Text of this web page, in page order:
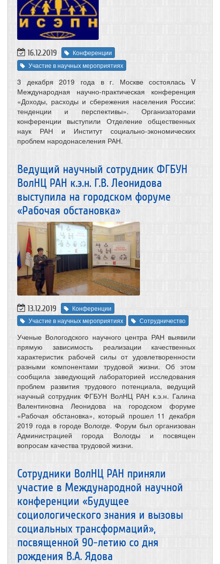
16.12.2019
Конференции
Участие в научных мероприятиях
3 декабря 2019 года в г. Москве состоялась V
Международная научно-практическая конференция
«Доходы, расходы и сбережения населения России:
тенденции и перспективы». Организаторами
конференции выступили Отделение общественных
наук РАН и Институт социально-экономических
проблем народонаселения РАН.
Ведущий научный сотрудник ФГБУН
ВолНЦ РАН к.э.н. Г.В. Леонидова
выступила на городском форуме
«Рабочая обстановка»
13.12.2019
Конференции
Участие в научных мероприятиях
Сотрудничество
Ученые Вологодского научного центра РАН выявили
прямую зависимость реализации качественных
характеристик рабочей силы от удовлетворенности
разными компонентами трудовой жизни. Об этом
сообщила заведующий лабораторией исследования
проблем развития трудового потенциала, ведущий
научный сотрудник ФГБУН ВолНЦ РАН к.э.н. Галина
Валентиновна Леонидова на городском форуме
«Рабочая обстановка», который прошел 11 декабря
2019 года в городе Вологде. Форум был организован
Администрацией города Вологды и посвящен
вопросам качества трудовой жизни.
Сотрудники ВолНЦ РАН приняли
участие в Международной научной
конференции «Будущее
социологического знания и вызовы
социальных трансформаций»,
посвященной 90-летию со дня
рождения В.А. Ядова